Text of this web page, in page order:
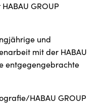
GROUP
und
mit der HABAU
entgegengebrachte
HABAU GROUP